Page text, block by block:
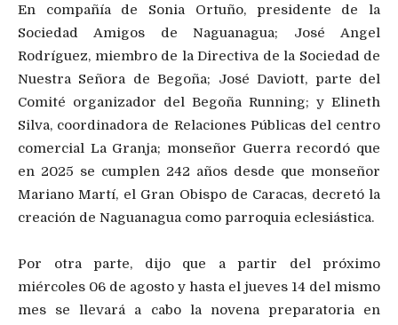
En compañía de Sonia Ortuño, presidente de la
Sociedad Amigos de Naguanagua; José Angel
Rodríguez, miembro de la Directiva de la Sociedad de
Nuestra Señora de Begoña; José Daviott, parte del
Comité organizador del Begoña Running; y Elineth
Silva, coordinadora de Relaciones Públicas del centro
comercial La Granja; monseñor Guerra recordó que
en 2025 se cumplen 242 años desde que monseñor
Mariano Martí, el Gran Obispo de Caracas, decretó la
creación de Naguanagua como parroquia eclesiástica.
Por otra parte, dijo que a partir del próximo
miércoles 06 de agosto y hasta el jueves 14 del mismo
mes se llevará a cabo la novena preparatoria en